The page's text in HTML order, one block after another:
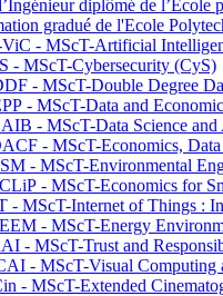
diplômé de l’École
gradué de l'Ecole
- MScT-Artificial
- MScT-Cybersecurity (CyS)
- MScT-Double Degree
- MScT-Data and
- MScT-Data Science and
- MScT-Economics,
- MScT-Environmental
- MScT-Economics for
- MScT-Internet of Things :
- MScT-Energy
- MScT-Trust and
- MScT-Visual Computing
- MScT-Extended